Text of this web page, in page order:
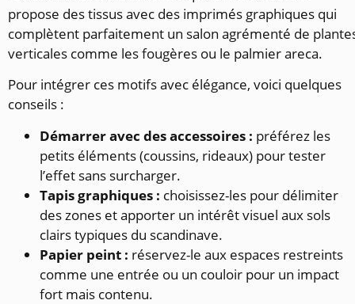
propose des tissus avec des imprimés graphiques qui
complètent parfaitement un salon agrémenté de
verticales comme les fougères ou le palmier areca.
Pour intégrer ces motifs avec élégance, voici quelques
conseils :
Démarrer avec des accessoires : préférez les
petits éléments (coussins, rideaux) pour tester
l’effet sans surcharger.
Tapis graphiques : choisissez-les pour délimiter
des zones et apporter un intérêt visuel aux sols
clairs typiques du scandinave.
Papier peint : réservez-le aux espaces restreints
comme une entrée ou un couloir pour un impact
fort mais contenu.